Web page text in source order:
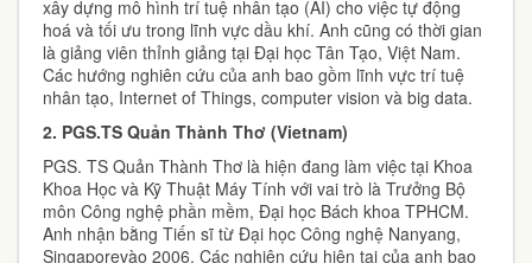
xây dựng mô hình trí tuệ nhân tạo (AI) cho việc tự động
hoá và tối ưu trong lĩnh vực dầu khí. Anh cũng có thời gian
là giảng viên thỉnh giảng tại Đại học Tân Tạo, Việt Nam.
Các hướng nghiên cứu của anh bao gồm lĩnh vực trí tuệ
nhân tạo, Internet of Things, computer vision và big data.
2. PGS.TS Quản Thành Thơ (Vietnam)
PGS. TS Quản Thành Thơ là hiện đang làm việc tại Khoa
Khoa Học và Kỹ Thuật Máy Tính với vai trò là Trưởng Bộ
môn Công nghệ phần mềm, Đại học Bách khoa TPHCM.
Anh nhận bằng Tiến sĩ từ Đại học Công nghệ Nanyang,
Singaporevào 2006. Các nghiên cứu hiện tại của anh bao